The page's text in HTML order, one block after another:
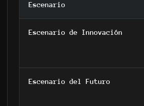
Escenario
Escenario de Innovación
Escenario del Futuro